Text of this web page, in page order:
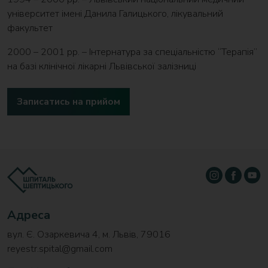
університет імені Данила Галицького, лікувальний
факультет
2000 – 2001 рр. – Інтернатура за спеціальністю “Терапія”
на базі клінічної лікарні Львівської залізниці
Записатись на прийом
Адреса
вул. Є. Озаркевича 4, м. Львів, 79016
reyestr.spital@gmail.com